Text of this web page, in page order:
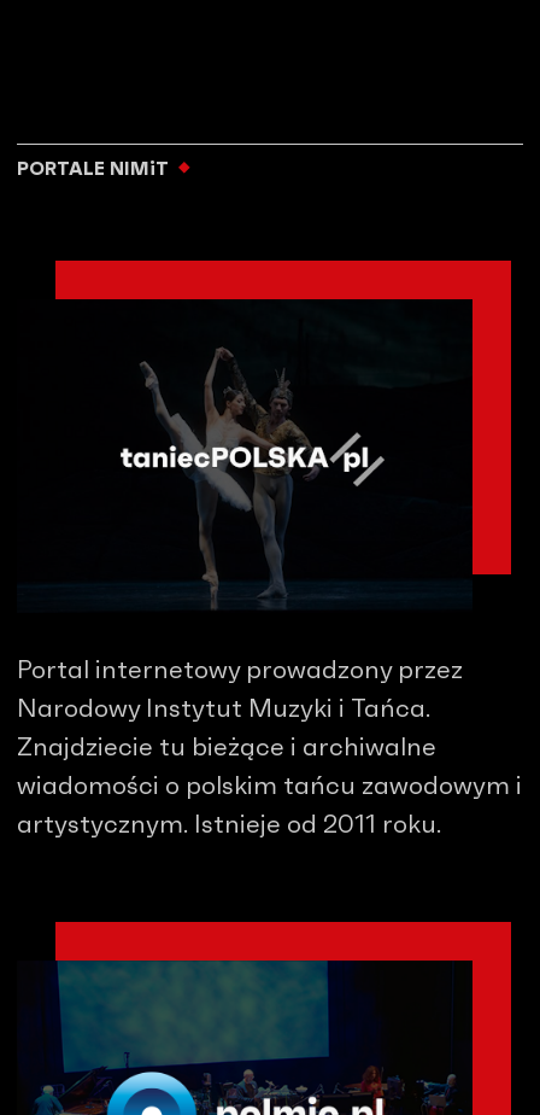
PORTALE NIMiT
Portal internetowy prowadzony przez
Narodowy Instytut Muzyki i Tańca.
Znajdziecie tu bieżące i archiwalne
wiadomości o polskim tańcu zawodowym i
artystycznym. Istnieje od 2011 roku.